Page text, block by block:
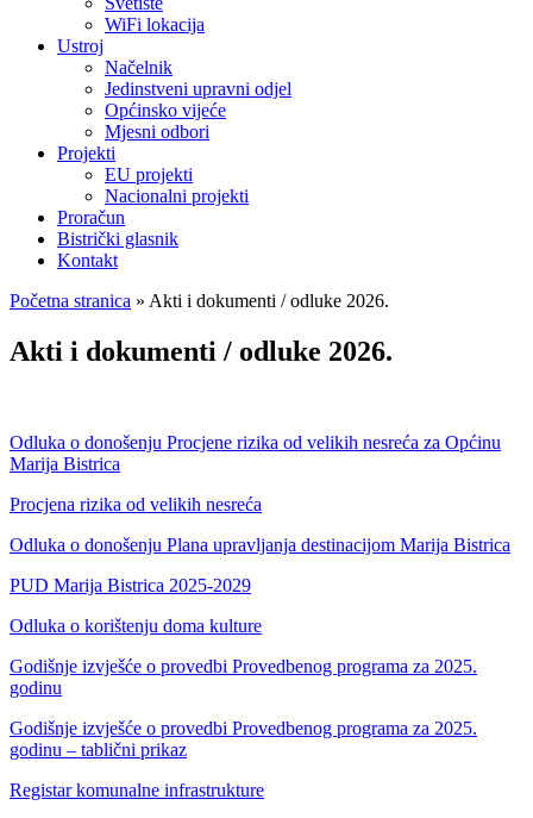
WiFi lokacija
Ustroj
Načelnik
Jedinstveni upravni odjel
Općinsko vijeće
Mjesni odbori
Projekti
EU projekti
Nacionalni projekti
Proračun
Bistrički glasnik
Kontakt
Početna stranica » Akti i dokumenti / odluke 2026.
Akti i dokumenti / odluke 2026.
Odluka o donošenju Procjene rizika od velikih nesreća za Općinu
Marija Bistrica
Procjena rizika od velikih nesreća
Odluka o donošenju Plana upravljanja destinacijom Marija Bistrica
PUD Marija Bistrica 2025-2029
Odluka o korištenju doma kulture
Godišnje izvješće o provedbi Provedbenog programa za 2025.
godinu
Godišnje izvješće o provedbi Provedbenog programa za 2025.
godinu – tablični prikaz
Registar komunalne infrastrukture